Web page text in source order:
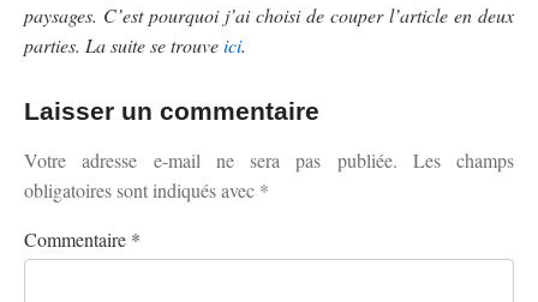
paysages. C’est pourquoi j’ai choisi de couper l’article en deux
parties. La suite se trouveici.
Laisser un commentaire
Votre adresse e-mail ne sera pas publiée.
Les champs
obligatoires sont indiqués avec *
Commentaire *